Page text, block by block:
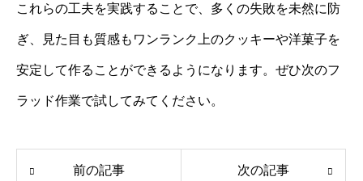
これらの工夫を実践することで、多くの失敗を未然に防
ぎ、見た目も質感もワンランク上のクッキーや洋菓子を
安定して作ることができるようになります。ぜひ次のフ
ラッド作業で試してみてください。
前の記事 次の記事